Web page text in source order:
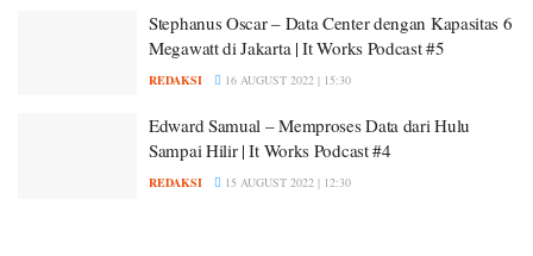
Stephanus Oscar – Data Center dengan Kapasitas 6
Megawatt di Jakarta | It Works Podcast #5
REDAKSI 16 AUGUST 2022 | 15:30
Edward Samual – Memproses Data dari Hulu
Sampai Hilir | It Works Podcast #4
REDAKSI 15 AUGUST 2022 | 12:30